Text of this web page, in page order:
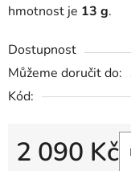
hmotnost je 13 g.
Dostupnost
Můžeme doručit do:
Kód:
2 090 Kč